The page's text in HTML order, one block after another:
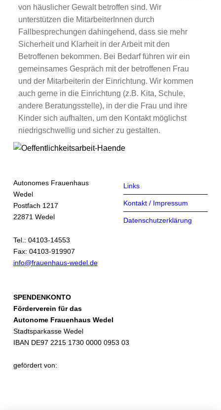
von häuslicher Gewalt betroffen sind. Wir
unterstützen die MitarbeiterInnen durch
Fallbesprechungen dahingehend, dass sie mehr
Sicherheit und Klarheit in der Arbeit mit den
Betroffenen bekommen. Bei Bedarf führen wir ein
gemeinsames Gespräch mit der betroffenen Frau
und der Mitarbeiterin der Einrichtung. Wir kommen
auch gerne in die Einrichtung (z.B. Kita, Schule,
andere Beratungsstelle), in der die Frau und ihre
Kinder sich aufhalten, um den Kontakt möglichst
niedrigschwellig und sicher zu gestalten.
Autonomes Frauenhaus
Wedel
Postfach 1217
22871 Wedel
Tel.: 04103-14553
Fax: 04103-919907
info@frauenhaus-wedel.de
Links
Kontakt / Impressum
Datenschutzerklärung
SPENDENKONTO
Förderverein für das
Autonome Frauenhaus Wedel
Stadtsparkasse Wedel
IBAN DE97 2215 1730 0000 0953 03
gefördert von: